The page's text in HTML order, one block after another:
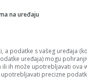
bombarduju iranski
ne boje
F-16 u akciji protiv
na uređaju
a podatke s vašeg uređaja
uređaja) mogu
ih može upotrebljavati ova
precizne